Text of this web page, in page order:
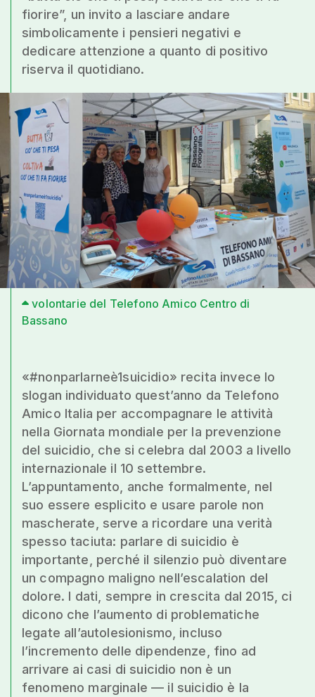
fiorire”, un invito a lasciare andare
simbolicamente i pensieri negativi e
dedicare attenzione a quanto di positivo
riserva il quotidiano.
volontarie del Telefono Amico Centro di
Bassano
«#nonparlarneè1suicidio» recita invece lo
slogan individuato quest’anno da Telefono
Amico Italia per accompagnare le attività
nella Giornata mondiale per la prevenzione
del suicidio, che si celebra dal 2003 a livello
internazionale il 10 settembre.
L’appuntamento, anche formalmente, nel
suo essere esplicito e usare parole non
mascherate, serve a ricordare una verità
spesso taciuta: parlare di suicidio è
importante, perché il silenzio può diventare
un compagno maligno nell’escalation del
dolore. I dati, sempre in crescita dal 2015, ci
dicono che l’aumento di problematiche
legate all’autolesionismo, incluso
l’incremento delle dipendenze, fino ad
arrivare ai casi di suicidio non è un
fenomeno marginale — il suicidio è la